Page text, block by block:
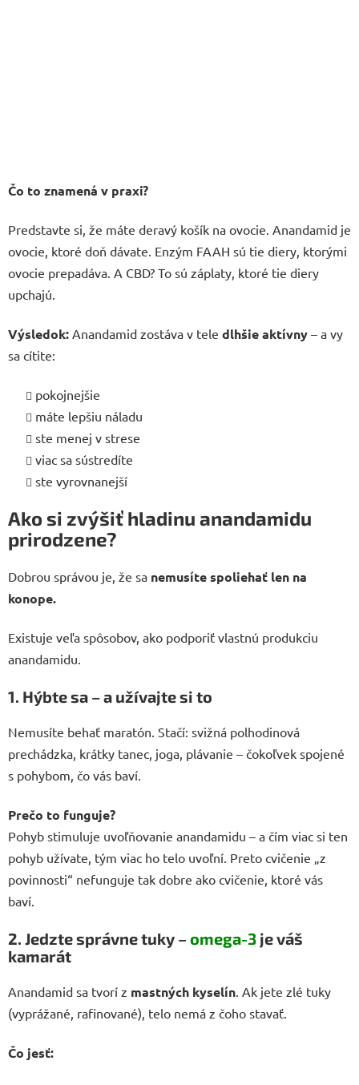
Čo to znamená v praxi?
Predstavte si, že máte deravý košík na ovocie. Anandamid je
ovocie, ktoré doň dávate. Enzým FAAH sú tie diery, ktorými
ovocie prepadáva. A CBD? To sú záplaty, ktoré tie diery
upchajú.
Výsledok: Anandamid zostáva v tele dlhšie aktívny – a vy
sa cítite:
pokojnejšie
máte lepšiu náladu
ste menej v strese
viac sa sústredíte
ste vyrovnanejší
Ako si zvýšiť hladinu anandamidu
prirodzene?
Dobrou správou je, že sa nemusíte spoliehať len na
konope.
Existuje veľa spôsobov, ako podporiť vlastnú produkciu
anandamidu.
1. Hýbte sa – a užívajte si to
Nemusíte behať maratón. Stačí: svižná polhodinová
prechádzka, krátky tanec, joga, plávanie – čokoľvek spojené
s pohybom, čo vás baví.
Prečo to funguje?
Pohyb stimuluje uvoľňovanie anandamidu – a čím viac si ten
pohyb užívate, tým viac ho telo uvoľní. Preto cvičenie „z
povinnosti“ nefunguje tak dobre ako cvičenie, ktoré vás
baví.
2. Jedzte správne tuky – omega-3 je váš
kamarát
Anandamid sa tvorí z mastných kyselín . Ak jete zlé tuky
(vyprážané, rafinované), telo nemá z čoho stavať.
Čo jesť: